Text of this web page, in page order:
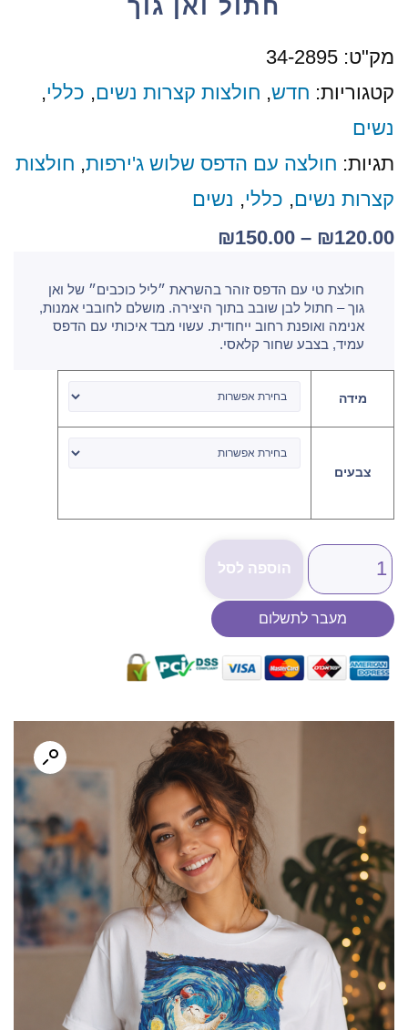
חתול ואן גוך
מק"ט: 34-2895
קטגוריות: חדש, חולצות קצרות נשים, כללי,
נשים
תגיות: חולצה עם הדפס שלוש ג'ירפות, חולצות
קצרות נשים, כללי, נשים
₪120.00
–
₪150.00
חולצת טי עם הדפס זוהר בהשראת ״ליל כוכבים״ של ואן
גוך – חתול לבן שובב בתוך היצירה. מושלם לחובבי אמנות,
אנימה ואופנת רחוב ייחודית. עשוי מבד איכותי עם הדפס
עמיד, בצבע שחור קלאסי.
מידה
צבעים
הוספה לסל
מעבר לתשלום